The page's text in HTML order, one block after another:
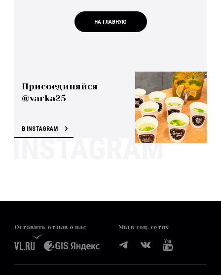
НА ГЛАВНУЮ
Присоединяйся
@varka25
В INSTAGRAM
Оставить отзыв о нас Мы в соц. сетях